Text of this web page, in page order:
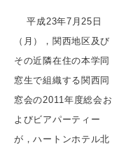
平成23年7月25日
（月），関西地区及び
その近隣在住の本学同
窓生で組織する関西同
窓会の2011年度総会お
よびビアパーティー
が，ハートンホテル北